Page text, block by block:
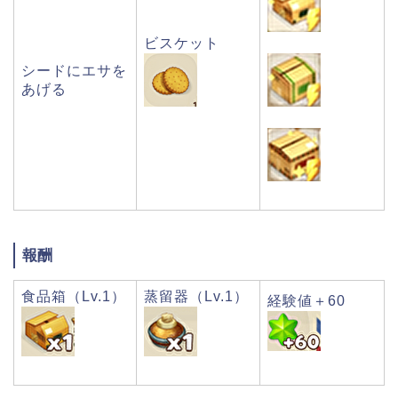
シードにエサを
あげる
ビスケット
報酬
食品箱（Lv.1） 蒸留器（Lv.1） 経験値＋60